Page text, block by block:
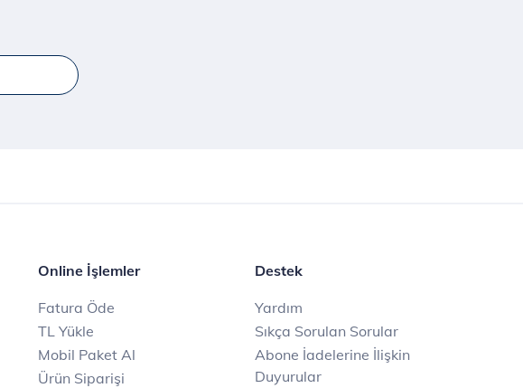
Online İşlemler
Fatura Öde
TL Yükle
Mobil Paket Al
Ürün Siparişi
Destek
Yardım
Sıkça Sorulan Sorular
Abone İadelerine İlişkin
Duyurular